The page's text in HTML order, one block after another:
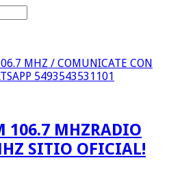
MHZ / COMUNICATE CON
5493543531101
RADIO
SITIO OFICIAL!